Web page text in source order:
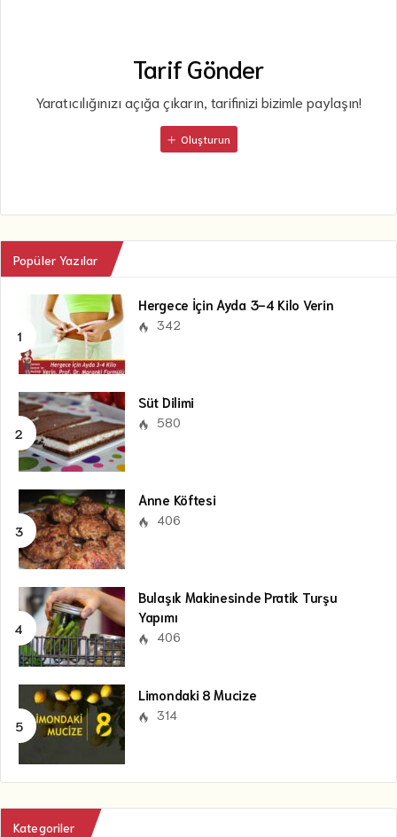
Tarif Gönder
Yaratıcılığınızı açığa çıkarın, tarifinizi bizimle paylaşın!
Oluşturun
Popüler Yazılar
Hergece İçin Ayda 3-4 Kilo Verin
342
Süt Dilimi
580
Anne Köftesi
406
Bulaşık Makinesinde Pratik Turşu
Yapımı
406
Limondaki 8 Mucize
314
Kategoriler